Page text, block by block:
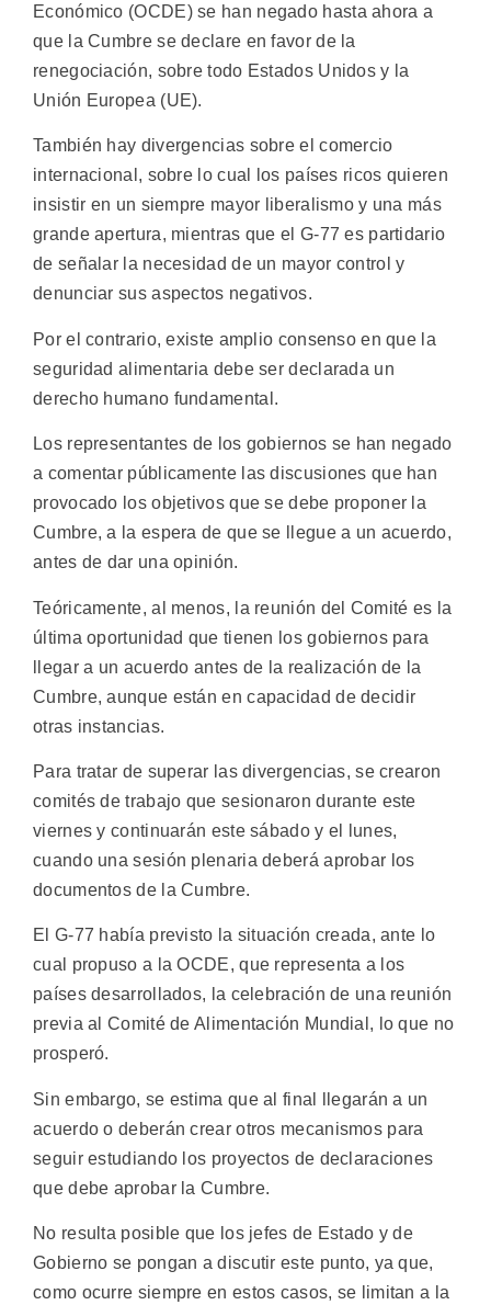
Económico (OCDE) se han negado hasta ahora a
que la Cumbre se declare en favor de la
renegociación, sobre todo Estados Unidos y la
Unión Europea (UE).
También hay divergencias sobre el comercio
internacional, sobre lo cual los países ricos quieren
insistir en un siempre mayor liberalismo y una más
grande apertura, mientras que el G-77 es partidario
de señalar la necesidad de un mayor control y
denunciar sus aspectos negativos.
Por el contrario, existe amplio consenso en que la
seguridad alimentaria debe ser declarada un
derecho humano fundamental.
Los representantes de los gobiernos se han negado
a comentar públicamente las discusiones que han
provocado los objetivos que se debe proponer la
Cumbre, a la espera de que se llegue a un acuerdo,
antes de dar una opinión.
Teóricamente, al menos, la reunión del Comité es la
última oportunidad que tienen los gobiernos para
llegar a un acuerdo antes de la realización de la
Cumbre, aunque están en capacidad de decidir
otras instancias.
Para tratar de superar las divergencias, se crearon
comités de trabajo que sesionaron durante este
viernes y continuarán este sábado y el lunes,
cuando una sesión plenaria deberá aprobar los
documentos de la Cumbre.
El G-77 había previsto la situación creada, ante lo
cual propuso a la OCDE, que representa a los
países desarrollados, la celebración de una reunión
previa al Comité de Alimentación Mundial, lo que no
prosperó.
Sin embargo, se estima que al final llegarán a un
acuerdo o deberán crear otros mecanismos para
seguir estudiando los proyectos de declaraciones
que debe aprobar la Cumbre.
No resulta posible que los jefes de Estado y de
Gobierno se pongan a discutir este punto, ya que,
como ocurre siempre en estos casos, se limitan a la